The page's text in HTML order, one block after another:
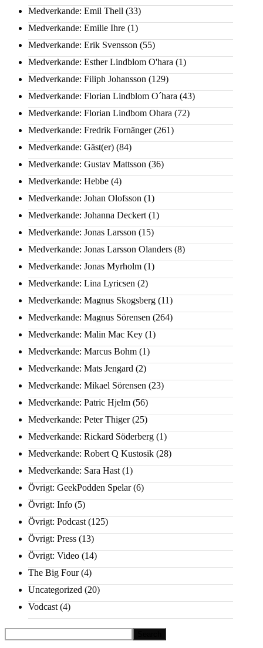
Medverkande: Emil Thell (33)
Medverkande: Emilie Ihre (1)
Medverkande: Erik Svensson (55)
Medverkande: Esther Lindblom O'hara (1)
Medverkande: Filiph Johansson (129)
Medverkande: Florian Lindblom O´hara (43)
Medverkande: Florian Lindbom Ohara (72)
Medverkande: Fredrik Fornänger(261)
Medverkande: Gäst(er) (84)
Medverkande: Gustav Mattsson (36)
Medverkande: Hebbe (4)
Medverkande: Johan Olofsson (1)
Medverkande: Johanna Deckert (1)
Medverkande: Jonas Larsson (15)
Medverkande: Jonas Larsson Olanders (8)
Medverkande: Jonas Myrholm (1)
Medverkande: Lina Lyricsen (2)
Medverkande: Magnus Skogsberg (11)
Medverkande: Magnus Sörensen (264)
Medverkande: Malin Mac Key (1)
Medverkande: Marcus Bohm (1)
Medverkande: Mats Jengard (2)
Medverkande: Mikael Sörensen (23)
Medverkande: Patric Hjelm (56)
Medverkande: Peter Thiger(25)
Medverkande: Rickard Söderberg (1)
Medverkande: Robert Q Kustosik (28)
Medverkande: Sara Hast (1)
Övrigt: GeekPodden Spelar(6)
Övrigt: Info (5)
Övrigt: Podcast (125)
Övrigt: Press (13)
Övrigt: Video (14)
The Big Four(4)
Uncategorized (20)
Vodcast (4)